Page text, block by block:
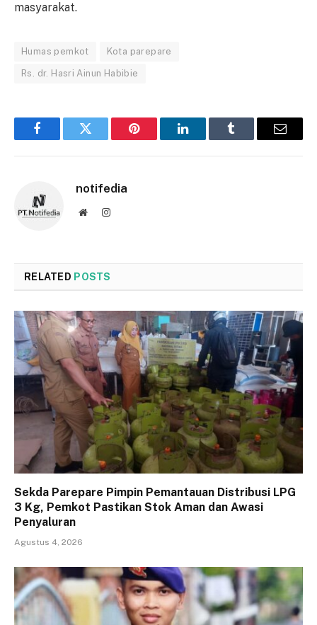
masyarakat.
Humas pemkot Kota parepare
Rs. dr. Hasri Ainun Habibie
FacebookTwitter Pinterest LinkedInTumblr Email
notifedia
WebsiteInstagram
RELATED POSTS
Sekda Parepare Pimpin Pemantauan Distribusi LPG
3 Kg, Pemkot Pastikan Stok Aman dan Awasi
Penyaluran
Agustus 4, 2026